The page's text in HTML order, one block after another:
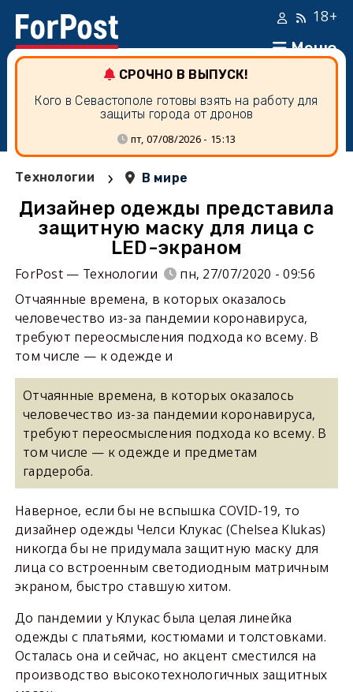
Меню
18+
СРОЧНО В ВЫПУСК!
Кого в Севастополе готовы взять на работу для
защиты города от дронов
пт, 07/08/2026 - 15:13
Технологии › В мире
Дизайнер одежды представила
защитную маску для лица с
LED-экраном
ForPost — Технологии
пн, 27/07/2020 - 09:56
Отчаянные времена, в которых оказалось
человечество из-за пандемии коронавируса,
требуют переосмысления подхода ко всему. В
том числе — к одежде и
Отчаянные времена, в которых оказалось
человечество из-за пандемии коронавируса,
требуют переосмысления подхода ко всему. В
том числе — к одежде и предметам
гардероба.
Наверное, если бы не вспышка COVID-19, то
дизайнер одежды Челси Клукас (Chelsea Klukas)
никогда бы не придумала защитную маску для
лица со встроенным светодиодным матричным
экраном, быстро ставшую хитом.
До пандемии у Клукас была целая линейка
одежды с платьями, костюмами и толстовками.
Осталась она и сейчас, но акцент сместился на
производство высокотехнологичных защитных